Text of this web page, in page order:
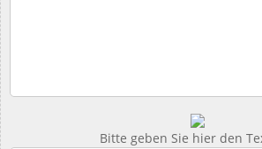
Bitte geben Sie hier den